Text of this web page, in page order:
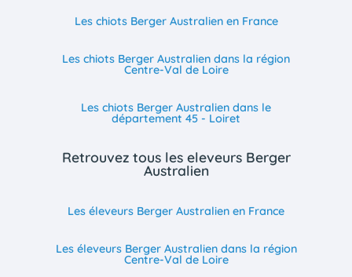
Les chiots Berger Australien en France
Les chiots Berger Australien dans la région
Centre-Val de Loire
Les chiots Berger Australien dans le
département 45 - Loiret
Retrouvez tous les eleveurs Berger
Australien
Les éleveurs Berger Australien en France
Les éleveurs Berger Australien dans la région
Centre-Val de Loire